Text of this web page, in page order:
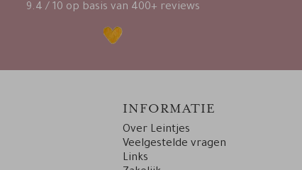
9.4 / 10 op basis van 400+ reviews
INFORMATIE
Over Leintjes
Veelgestelde vragen
Links